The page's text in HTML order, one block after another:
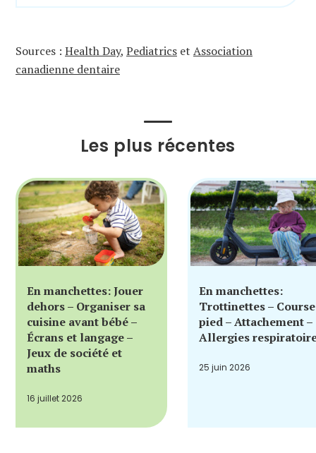
Sources : Health Day, Pediatrics et Association
canadienne dentaire
Les plus récentes
En manchettes: Jouer
dehors – Organiser sa
cuisine avant bébé –
Écrans et langage –
Jeux de société et
maths
16 juillet 2026
En manchettes:
Trottinettes –
pied – Attachement –
Allergies
25 juin 2026